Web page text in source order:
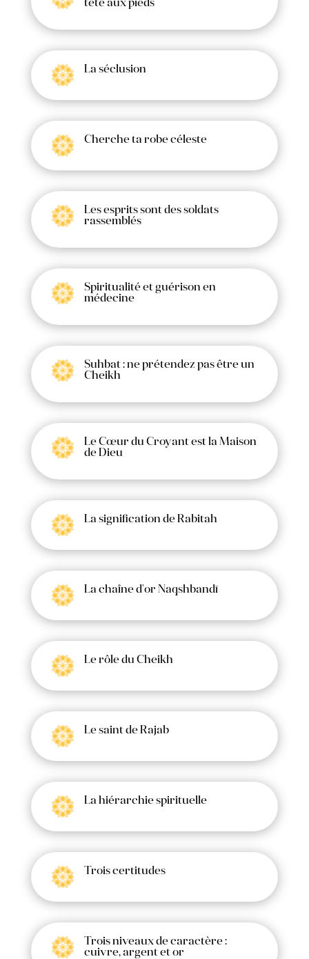
tête aux pieds
La séclusion
Cherche ta robe céleste
Les esprits sont des soldats
rassemblés
Spiritualité et guérison en
médecine
Suhbat : ne prétendez pas être un
Cheikh
Le Cœur du Croyant est la Maison
de Dieu
La signification de Rabitah
La chaîne d'or Naqshbandī
Le rôle du Cheikh
Le saint de Rajab
La hiérarchie spirituelle
Trois certitudes
Trois niveaux de caractère :
cuivre, argent et or